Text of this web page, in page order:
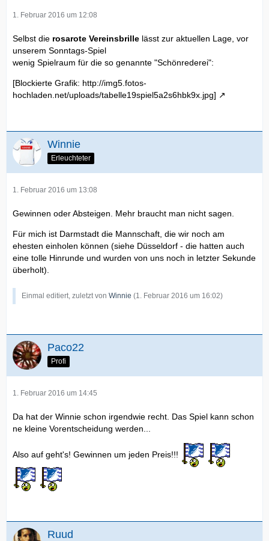
1. Februar 2016 um 12:08
Selbst die rosarote Vereinsbrille lässt zur aktuellen Lage, vor
unserem Sonntags-Spiel
wenig Spielraum für die so genannte "Schönrederei":
[Blockierte Grafik: http://img5.fotos-
hochladen.net/uploads/tabelle19spiel5a2s6hbk9x.jpg]
Winnie
Erleuchteter
1. Februar 2016 um 13:08
Gewinnen oder Absteigen. Mehr braucht man nicht sagen.
Für mich ist Darmstadt die Mannschaft, die wir noch am
ehesten einholen können (siehe Düsseldorf - die hatten auch
eine tolle Hinrunde und wurden von uns noch in letzter Sekunde
überholt).
Einmal editiert, zuletzt von Winnie (1. Februar 2016 um 16:02)
Paco22
Profi
1. Februar 2016 um 14:45
Da hat der Winnie schon irgendwie recht. Das Spiel kann schon
ne kleine Vorentscheidung werden...
Also auf geht's! Gewinnen um jeden Preis!!!
Ruud